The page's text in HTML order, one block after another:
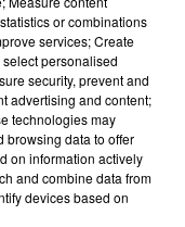
or combinations
services; Create
personalised
security, prevent and
advertising and content;
technologies may
browsing data to offer
on information actively
and combine data from
devices based on